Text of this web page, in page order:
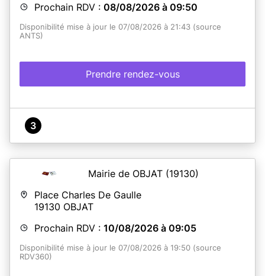
Prochain RDV : 08/08/2026 à 09:50
Disponibilité mise à jour le 07/08/2026 à 21:43 (source
ANTS)
Prendre rendez-vous
3
Mairie de OBJAT (19130)
Place Charles De Gaulle
19130 OBJAT
Prochain RDV : 10/08/2026 à 09:05
Disponibilité mise à jour le 07/08/2026 à 19:50 (source
RDV360)